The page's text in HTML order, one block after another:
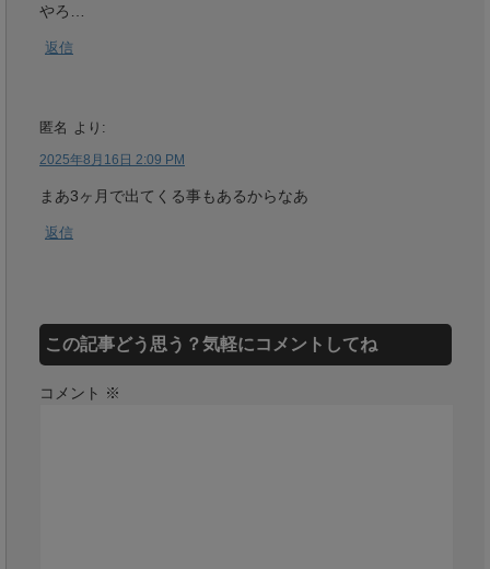
やろ…
返信
匿名 より:
2025年8月16日 2:09 PM
まあ3ヶ月で出てくる事もあるからなあ
返信
この記事どう思う？気軽にコメントしてね
コメント ※